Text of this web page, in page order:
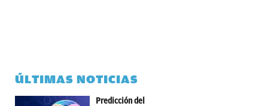
ÚLTIMAS NOTICIAS
Predicción del